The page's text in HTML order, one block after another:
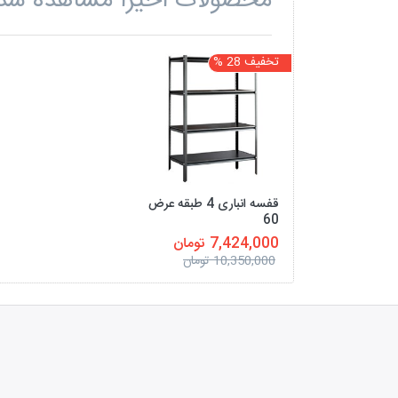
تخفیف 28 %
قفسه انباری 4 طبقه عرض
60
7,424,000 تومان
10,350,000 تومان